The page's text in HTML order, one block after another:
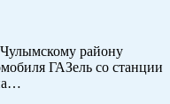
району
ГАЗель со станции